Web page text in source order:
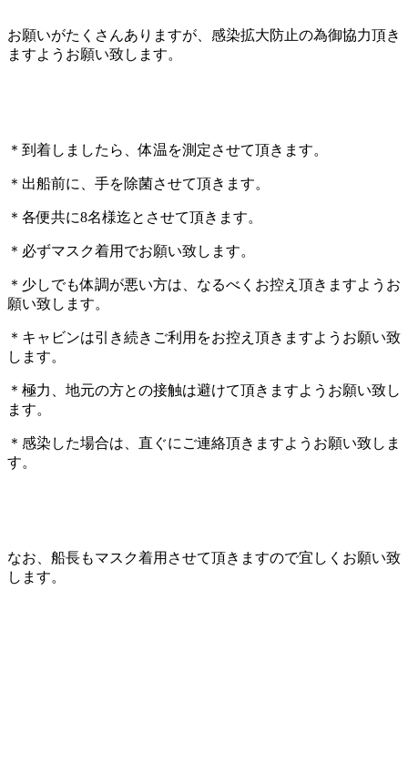
お願いがたくさんありますが、感染拡大防止の為御協力頂き
ますようお願い致します。
＊到着しましたら、体温を測定させて頂きます。
＊出船前に、手を除菌させて頂きます。
＊各便共に8名様迄とさせて頂きます。
＊必ずマスク着用でお願い致します。
＊少しでも体調が悪い方は、なるべくお控え頂きますようお
願い致します。
＊キャビンは引き続きご利用をお控え頂きますようお願い致
します。
＊極力、地元の方との接触は避けて頂きますようお願い致し
ます。
＊感染した場合は、直ぐにご連絡頂きますようお願い致しま
す。
なお、船長もマスク着用させて頂きますので宜しくお願い致
します。